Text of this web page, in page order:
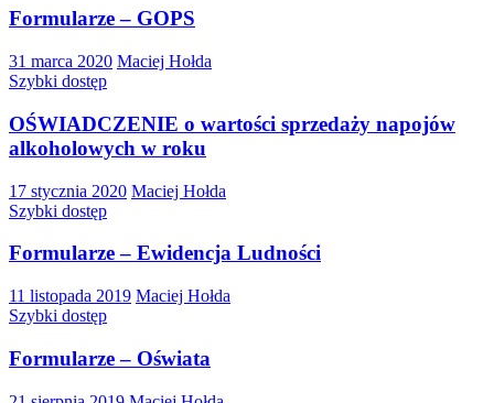
Formularze – GOPS
31 marca 2020 Maciej Hołda
Szybki dostęp
OŚWIADCZENIE o wartości sprzedaży napojów
alkoholowych w roku
17 stycznia 2020 Maciej Hołda
Szybki dostęp
Formularze – Ewidencja Ludności
11 listopada 2019 Maciej Hołda
Szybki dostęp
Formularze – Oświata